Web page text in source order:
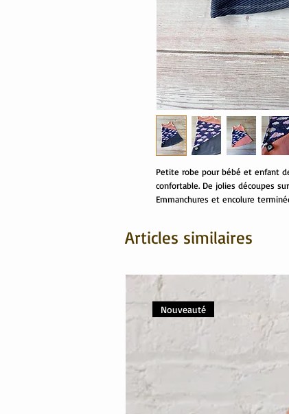
Petite robe pour bébé et enfant
confortable. De jolies découpes
Emmanchures et encolure
Articles similaires
Nouveauté